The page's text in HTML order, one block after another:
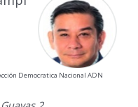
Democratica Nacional ADN